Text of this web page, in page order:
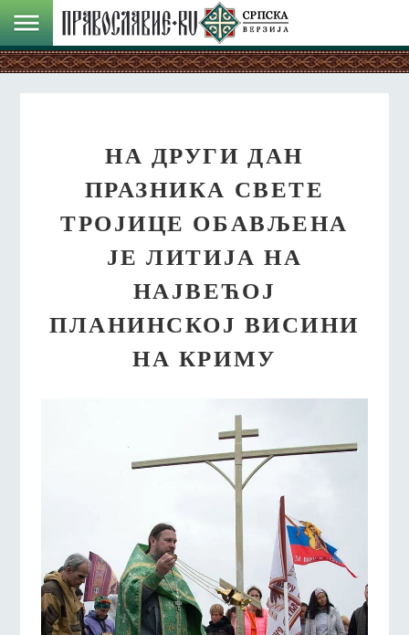
НА ДРУГИ ДАН
ПРАЗНИКА СВЕТЕ
ТРОЈИЦЕ ОБАВЉЕНА
ЈЕ ЛИТИЈА НА
НАЈВЕЋОЈ
ПЛАНИНСКОЈ ВИСИНИ
НА КРИМУ